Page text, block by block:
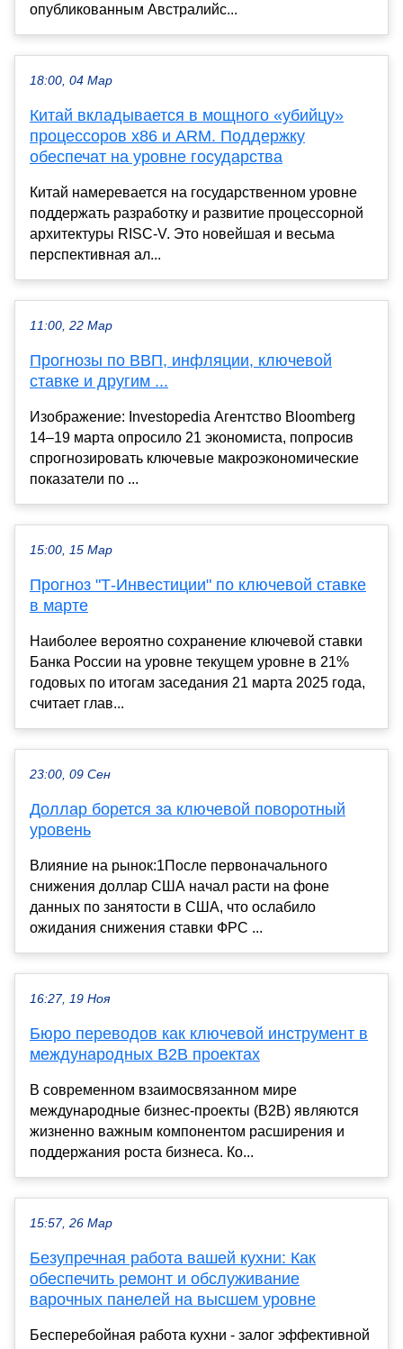
опубликованным Австралийс...
18:00, 04 Мар
Китай вкладывается в мощного «убийцу»
процессоров x86 и ARM. Поддержку
обеспечат на уровне государства
Китай намеревается на государственном уровне
поддержать разработку и развитие процессорной
архитектуры RISC-V. Это новейшая и весьма
перспективная ал...
11:00, 22 Мар
Прогнозы по ВВП, инфляции, ключевой
ставке и другим ...
Изображение: Investopedia Агентство Bloomberg
14–19 марта опросило 21 экономиста, попросив
спрогнозировать ключевые макроэкономические
показатели по ...
15:00, 15 Мар
Прогноз "Т-Инвестиции" по ключевой ставке
в марте
Наиболее вероятно сохранение ключевой ставки
Банка России на уровне текущем уровне в 21%
годовых по итогам заседания 21 марта 2025 года,
считает глав...
23:00, 09 Сен
Доллар борется за ключевой поворотный
уровень
Влияние на рынок:1После первоначального
снижения доллар США начал расти на фоне
данных по занятости в США, что ослабило
ожидания снижения ставки ФРС ...
16:27, 19 Ноя
Бюро переводов как ключевой инструмент в
международных B2B проектах
В современном взаимосвязанном мире
международные бизнес-проекты (В2В) являются
жизненно важным компонентом расширения и
поддержания роста бизнеса. Ко...
15:57, 26 Мар
Безупречная работа вашей кухни: Как
обеспечить ремонт и обслуживание
варочных панелей на высшем уровне
Бесперебойная работа кухни - залог эффективной